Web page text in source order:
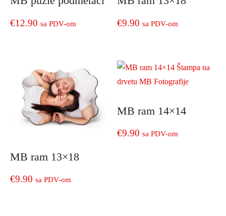
€12.90 sa PDV-om €9.90 sa PDV-om
MB ram 13×18
€9.90 sa PDV-om
MB ram 14×14
€9.90 sa PDV-om